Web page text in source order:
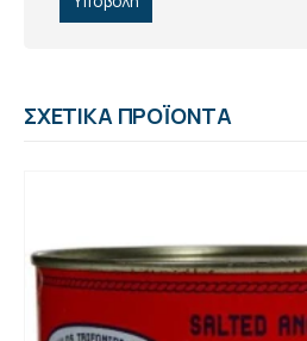
ΣΧΕΤΙΚΆ ΠΡΟΪΌΝΤΑ